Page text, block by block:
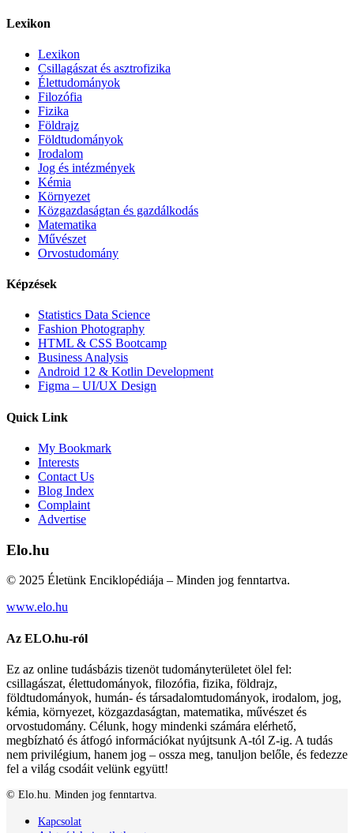
Lexikon
Lexikon
Csillagászat és asztrofizika
Élettudományok
Filozófia
Fizika
Földrajz
Földtudományok
Irodalom
Jog és intézmények
Kémia
Környezet
Közgazdaságtan és gazdálkodás
Matematika
Művészet
Orvostudomány
Képzések
Statistics Data Science
Fashion Photography
HTML & CSS Bootcamp
Business Analysis
Android 12 & Kotlin Development
Figma – UI/UX Design
Quick Link
My Bookmark
Interests
Contact Us
Blog Index
Complaint
Advertise
Elo.hu
© 2025 Életünk Enciklopédiája – Minden jog fenntartva.
www.elo.hu
Az ELO.hu-ról
Ez az online tudásbázis tizenöt tudományterületet ölel fel:
csillagászat, élettudományok, filozófia, fizika, földrajz,
földtudományok, humán- és társadalomtudományok, irodalom, jog,
kémia, környezet, közgazdaságtan, matematika, művészet és
orvostudomány. Célunk, hogy mindenki számára elérhető,
megbízható és átfogó információkat nyújtsunk A-tól Z-ig. A tudás
nem privilégium, hanem jog – ossza meg, tanuljon belőle, és fedezze
fel a világ csodáit velünk együtt!
© Elo.hu. Minden jog fenntartva.
Kapcsolat